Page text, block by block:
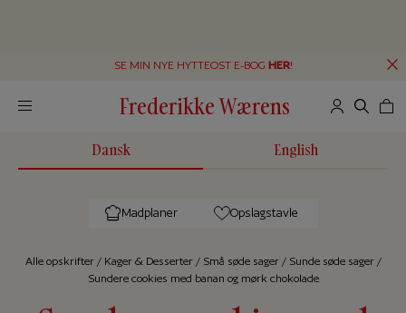
SE MIN NYE HYTTEOST E-BOG HER!
Frederikke Wærens
Dansk English
Madplaner Opslagstavle
Alle op­skrif­ter/ Kager & Desserter/ Små søde sager/ Sunde søde sager/
Sundere cookies med banan og mørk chokolade